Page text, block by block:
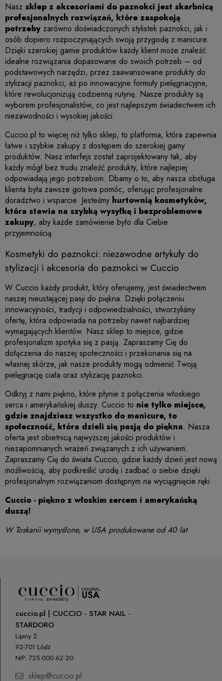
Nasz sklep z akcesoriami do paznokci jest skarbnicą
profesjonalnych rozwiązań, które zaspokoją
potrzeby zarówno doświadczonych stylistek paznokci, jak i
osób dopiero rozpoczynających swoją przygodę z manicure.
Dzięki szerokiej gamie produktów każdy klient może znaleźć
idealne rozwiązania dopasowane do swoich potrzeb – od
podstawowych narzędzi, przez zaawansowane produkty do
stylizacji paznokci, aż po innowacyjne formuły pielęgnacyjne,
które rewolucjonizują codzienną rutynę. Nasze produkty są
wyborem profesjonalistów, co jest najlepszym świadectwem ich
niezawodności i wysokiej jakości.
Cuccio.pl to więcej niż tylko sklep, to platforma, która zapewnia
łatwe i szybkie zakupy z dostępem do szerokiej gamy
produktów. Nasz interfejs został zaprojektowany tak, aby
każdy mógł bez trudu znaleźć produkty, które najlepiej
odpowiadają jego potrzebom. Dbamy o to, aby nasza obsługa
klienta była zawsze gotowa pomóc, oferując profesjonalne
doradztwo i wsparcie. Jesteśmy hurtownią kosmetyków,
która stawia na szybką wysyłkę i bezproblemowe
zakupy, aby każde zamówienie było dla Ciebie
przyjemnością.
Kosmetyki do paznokci: niezawodne artykuły do
stylizacji i akcesoria do paznokci w Cuccio
W Cuccio każdy produkt, który oferujemy, jest świadectwem
naszej nieustającej pasji do piękna. Dzięki połączeniu
innowacyjności, tradycji i odpowiedzialności, stworzyliśmy
ofertę, która odpowiada na potrzeby nawet najbardziej
wymagających klientów. Nasz sklep to miejsce, gdzie
profesjonalizm spotyka się z pasją. Zapraszamy Cię do
dołączenia do naszej społeczności i przekonania się na
własnej skórze, jak nasze produkty mogą odmienić Twoją
pielęgnację ciała oraz stylizację paznokci.
Odkryj z nami piękno, które płynie z połączenia włoskiego
serca i amerykańskiej duszy. Cuccio to nie tylko miejsce,
gdzie znajdziesz wszystko do manicure, to
społeczność, która dzieli się pasją do piękna. Nasza
oferta jest obietnicą najwyższej jakości produktów i
niezapomnianych wrażeń związanych z ich używaniem.
Zapraszamy Cię do świata Cuccio, gdzie każdy dzień jest nową
możliwością, aby podkreślić urodę i zadbać o siebie dzięki
profesjonalnym rozwiązaniom dostępnym na wyciągnięcie ręki.
Cuccio - piękno z włoskim sercem i amerykańską
duszą!
W Toskanii wymyślone, w USA produkowane od 40 lat
cuccio.pl | CUCCIO - STAR NAIL -
STARDORO
Lipiny 2
92-701 Łódź
NIP: 725 000 62 20
sklep@cuccio.pl